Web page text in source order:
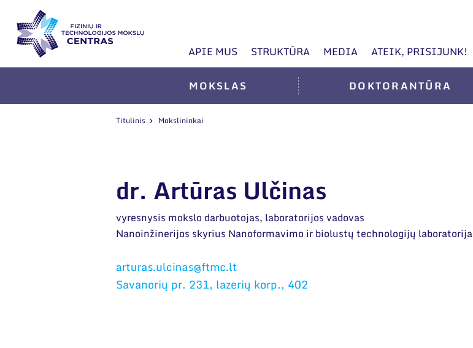
APIE MUS STRUKTŪRA MEDIA ATEIK, PRISIJUNK!
MOKSLAS DOKTORANTŪRA
Titulinis Mokslininkai
dr. Artūras Ulčinas
vyresnysis mokslo darbuotojas, laboratorijos vadovas
Nanoinžinerijos skyrius Nanoformavimo ir biolustų technologijų laboratorija
Savanorių pr. 231, lazerių korp., 402